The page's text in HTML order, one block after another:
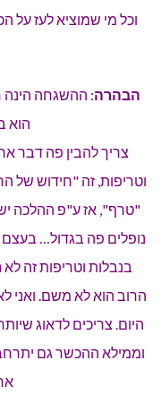
וכל מי שמוציא לעז על
הבהרה: ההשגחה
הוא
צריך להבין פה דבר
וטריפות, זה "חידוש של
"טרף", אז ע"פ ההלכה
נופלים פה בגדול…
בנבלות וטריפות זה לא
הרוב הוא לא משם. ואני
היום. צריכים לדאוג
וממילא ההכשר גם